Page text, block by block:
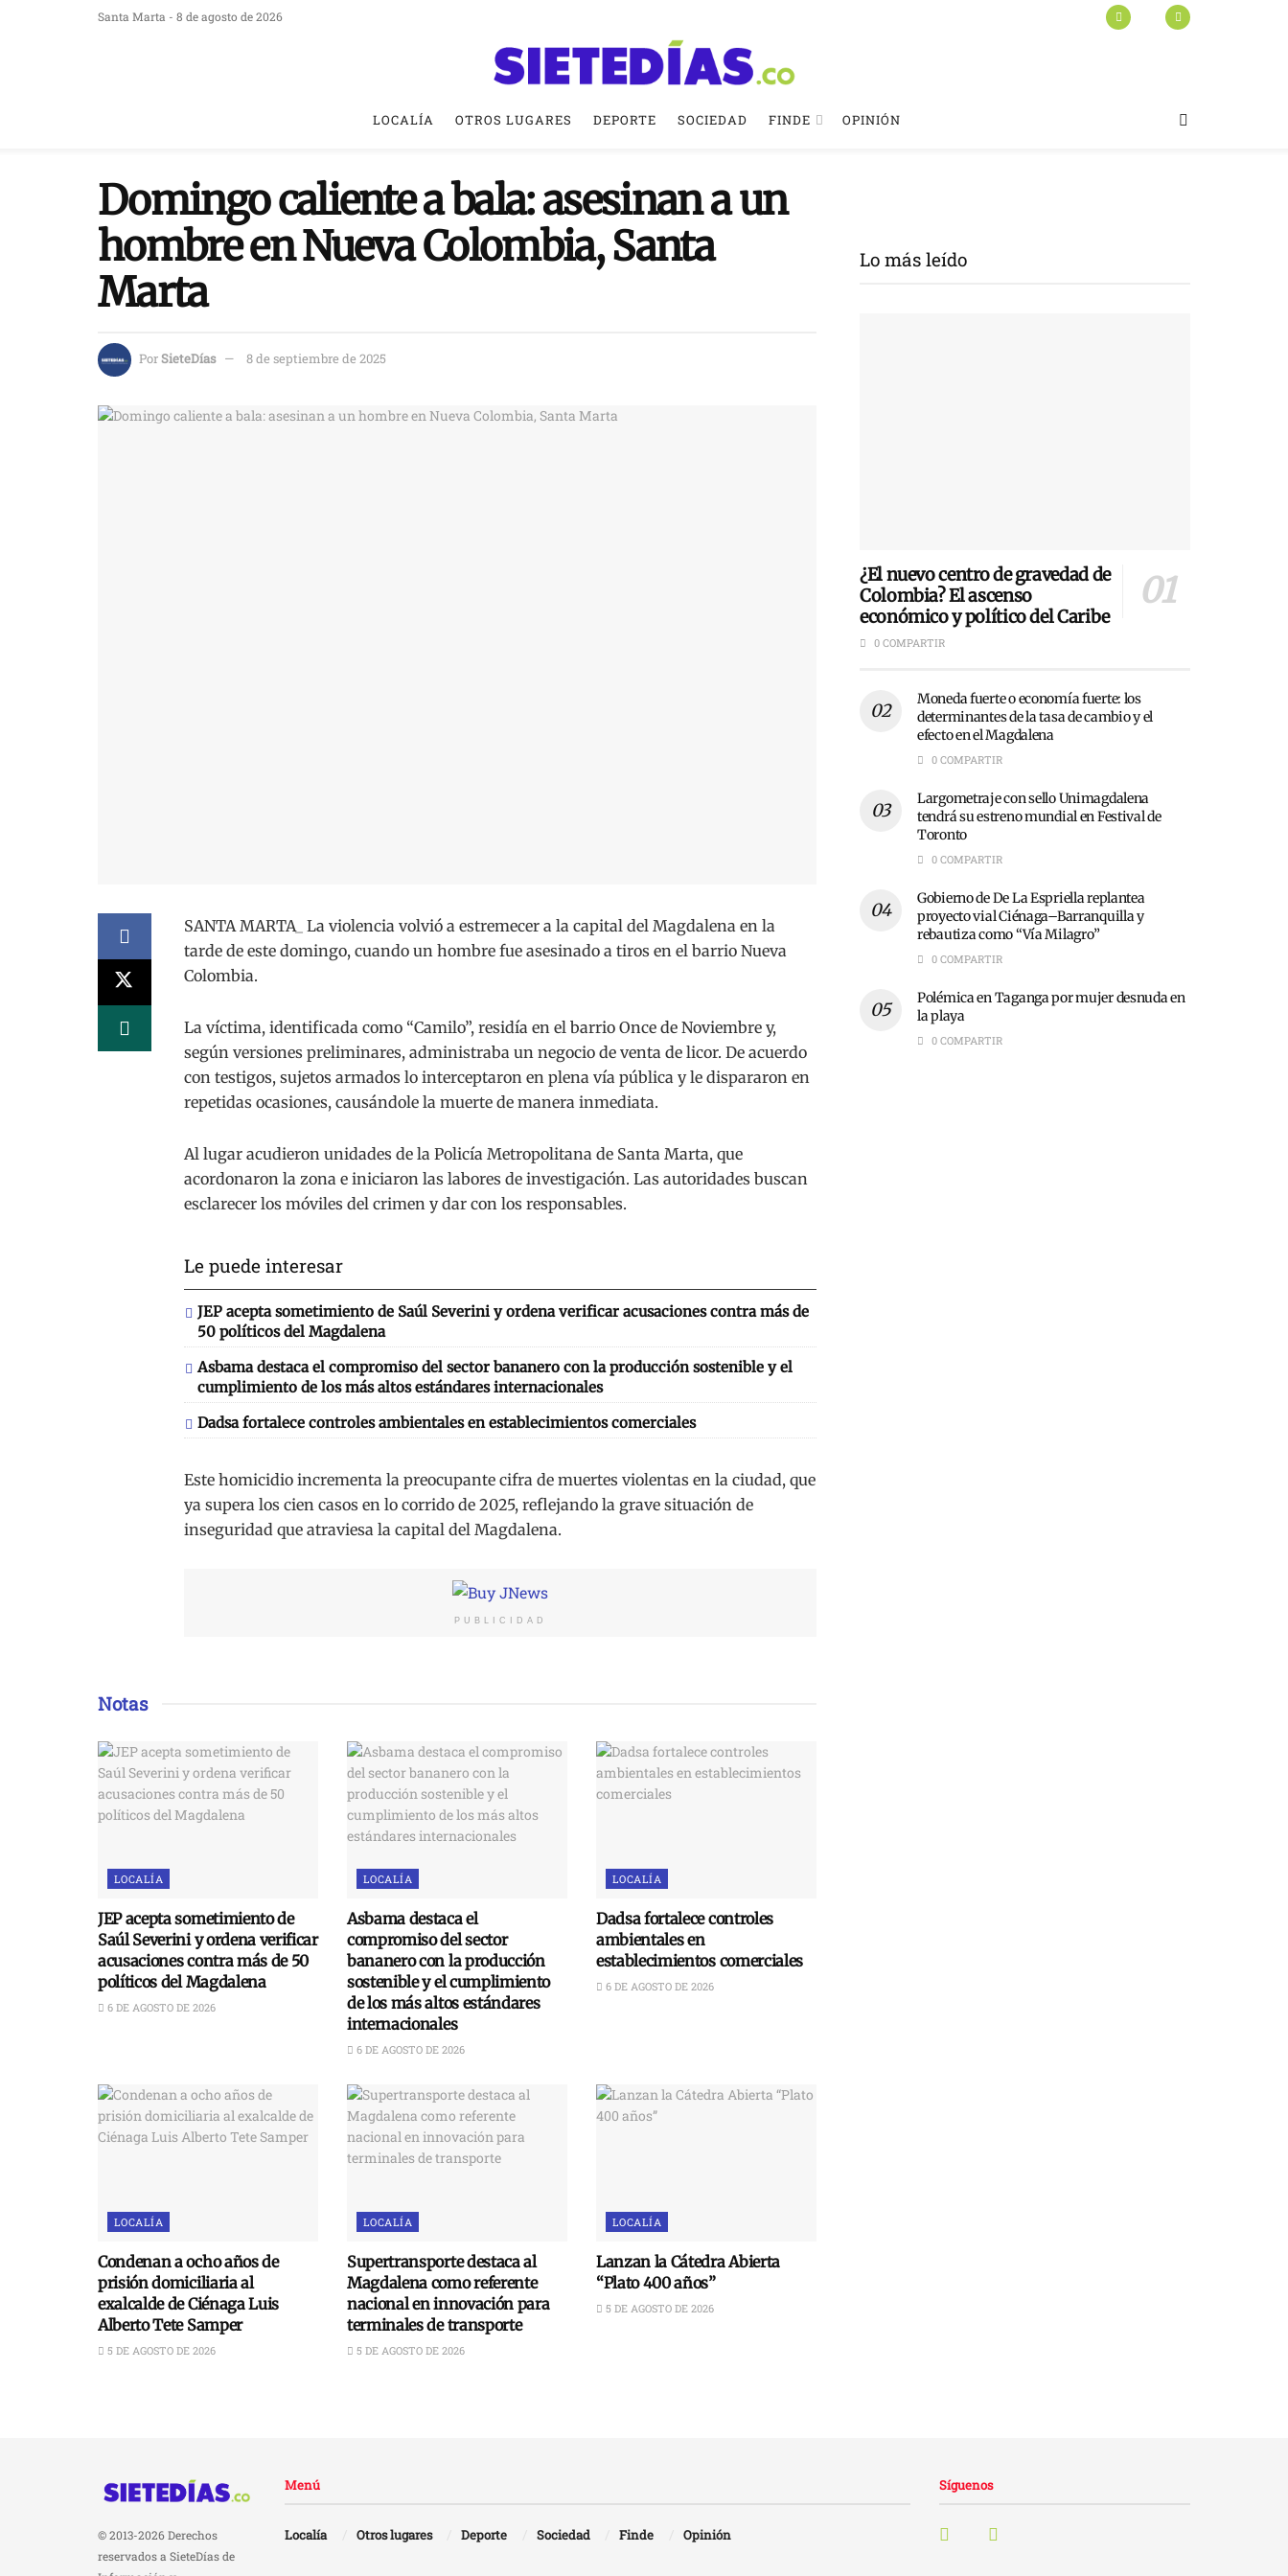
Santa Marta - 8 de agosto de 2026
LOCALÍA OTROS LUGARES DEPORTE SOCIEDAD FINDE OPINIÓN
Domingo caliente a bala: asesinan a un
hombre en Nueva Colombia, Santa
Marta
PorSieteDías 8 de septiembre de 2025
SANTA MARTA_ La violencia volvió a estremecer a la capital del Magdalena en la
tarde de este domingo, cuando un hombre fue asesinado a tiros en el barrio Nueva
Colombia.
La víctima, identificada como “Camilo”, residía en el barrio Once de Noviembre y,
según versiones preliminares, administraba un negocio de venta de licor. De acuerdo
con testigos, sujetos armados lo interceptaron en plena vía pública y le dispararon en
repetidas ocasiones, causándole la muerte de manera inmediata.
Al lugar acudieron unidades de la Policía Metropolitana de Santa Marta, que
acordonaron la zona e iniciaron las labores de investigación. Las autoridades buscan
esclarecer los móviles del crimen y dar con los responsables.
Le puede interesar
JEP acepta sometimiento de Saúl Severini y ordena verificar acusaciones contra más de
50 políticos del Magdalena
Asbama destaca el compromiso del sector bananero con la producción sostenible y el
cumplimiento de los más altos estándares internacionales
Dadsa fortalece controles ambientales en establecimientos comerciales
Este homicidio incrementa la preocupante cifra de muertes violentas en la ciudad, que
ya supera los cien casos en lo corrido de 2025, reflejando la grave situación de
inseguridad que atraviesa la capital del Magdalena.
PUBLICIDAD
Notas
LOCALÍA
JEP acepta sometimiento de
Saúl Severini y ordena verificar
acusaciones contra más de 50
políticos del Magdalena
6 DE AGOSTO DE 2026
LOCALÍA
Asbama destaca el
compromiso del sector
bananero con la producción
sostenible y el cumplimiento
de los más altos estándares
internacionales
6 DE AGOSTO DE 2026
LOCALÍA
Dadsa fortalece controles
ambientales en
establecimientos comerciales
6 DE AGOSTO DE 2026
LOCALÍA
Condenan a ocho años de
prisión domiciliaria al
exalcalde de Ciénaga Luis
Alberto Tete Samper
5 DE AGOSTO DE 2026
LOCALÍA
Supertransporte destaca al
Magdalena como referente
nacional en innovación para
terminales de transporte
5 DE AGOSTO DE 2026
LOCALÍA
Lanzan la Cátedra Abierta
“Plato 400 años”
5 DE AGOSTO DE 2026
Lo más leído
¿El nuevo centro de gravedad de
Colombia? El ascenso
económico y político del Caribe
0 COMPARTIR
Moneda fuerte o economía fuerte: los
determinantes de la tasa de cambio y el
efecto en el Magdalena
0 COMPARTIR
Largometraje con sello Unimagdalena
tendrá su estreno mundial en Festival de
Toronto
0 COMPARTIR
Gobierno de De La Espriella replantea
proyecto vial Ciénaga–Barranquilla y
rebautiza como “Vía Milagro”
0 COMPARTIR
Polémica en Taganga por mujer desnuda en
la playa
0 COMPARTIR
© 2013-2026 Derechos
reservados a SieteDías de
Menú
Localía Otros lugares Deporte Sociedad Finde Opinión
Síguenos